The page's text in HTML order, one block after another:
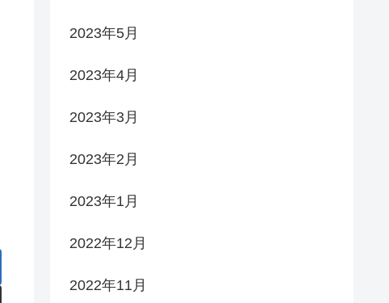
2023年5月
2023年4月
2023年3月
2023年2月
2023年1月
2022年12月
2022年11月